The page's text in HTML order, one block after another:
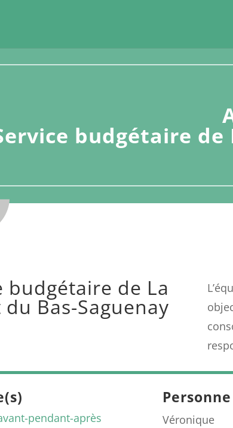
budgétaire de
budgétaire de La
du Bas-Saguenay
pendant-après
Véronique